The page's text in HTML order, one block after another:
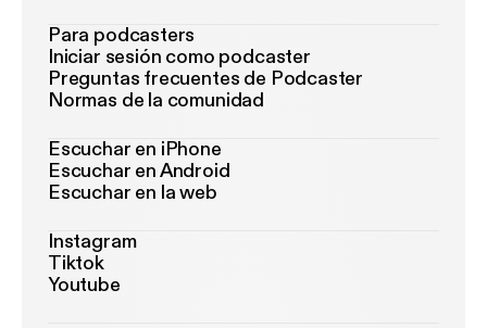
Para podcasters
Iniciar sesión como podcaster
Preguntas frecuentes de Podcaster
Normas de la comunidad
Escuchar en iPhone
Escuchar en Android
Escuchar en la web
Instagram
Tiktok
Youtube